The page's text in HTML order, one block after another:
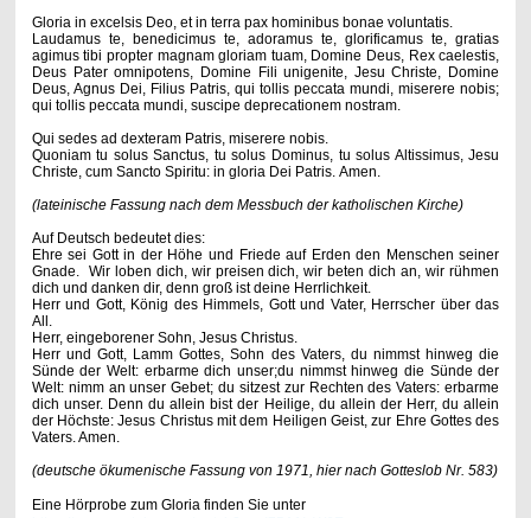
Gloria in excelsis Deo, et in terra pax hominibus bonae voluntatis.
Laudamus te, benedicimus te, adoramus te, glorificamus te, gratias
agimus tibi propter magnam gloriam tuam, Domine Deus, Rex caelestis,
Deus Pater omnipotens, Domine Fili unigenite, Jesu Christe, Domine
Deus, Agnus Dei, Filius Patris, qui tollis peccata mundi, miserere nobis;
qui tollis peccata mundi, suscipe deprecationem nostram.
Qui sedes ad dexteram Patris, miserere nobis.
Quoniam tu solus Sanctus, tu solus Dominus, tu solus Altissimus, Jesu
Christe, cum Sancto Spiritu: in gloria Dei Patris. Amen.
(lateinische Fassung nach dem Messbuch der katholischen Kirche)
Auf Deutsch bedeutet dies:
Ehre sei Gott in der Höhe und Friede auf Erden den Menschen seiner
Gnade. Wir loben dich, wir preisen dich, wir beten dich an, wir rühmen
dich und danken dir, denn groß ist deine Herrlichkeit.
Herr und Gott, König des Himmels, Gott und Vater, Herrscher über das
All.
Herr, eingeborener Sohn, Jesus Christus.
Herr und Gott, Lamm Gottes, Sohn des Vaters, du nimmst hinweg die
Sünde der Welt: erbarme dich unser;du nimmst hinweg die Sünde der
Welt: nimm an unser Gebet; du sitzest zur Rechten des Vaters: erbarme
dich unser. Denn du allein bist der Heilige, du allein der Herr, du allein
der Höchste: Jesus Christus mit dem Heiligen Geist, zur Ehre Gottes des
Vaters. Amen.
(deutsche ökumenische Fassung von 1971, hier nach Gotteslob Nr. 583)
Eine Hörprobe zum Gloria finden Sie unter